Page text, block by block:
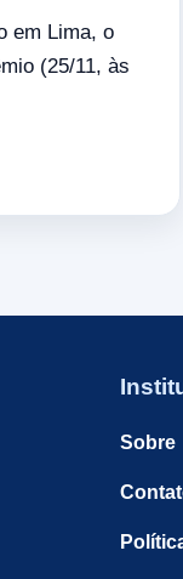
em Lima, o
(25/11, às
Sobre